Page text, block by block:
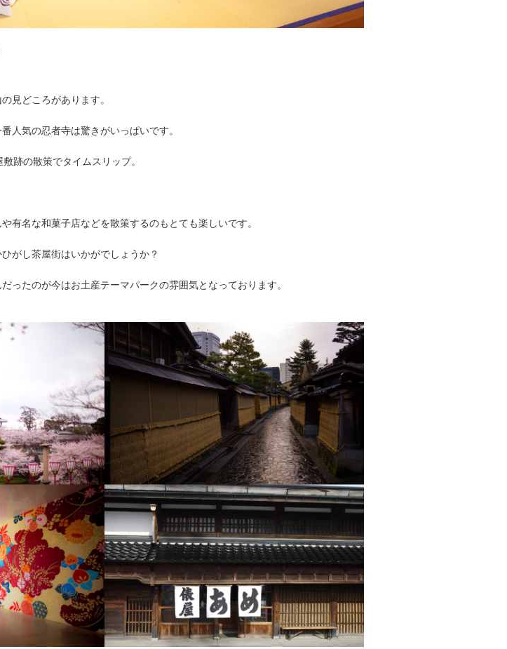
見どころがあります。
人気の忍者寺は驚きがいっぱいです。
跡の散策でタイムスリップ。
有名な和菓子店などを散策するのもとても楽しいです。
がし茶屋街はいかがでしょうか？
ったのが今はお土産テーマパークの雰囲気となっております。